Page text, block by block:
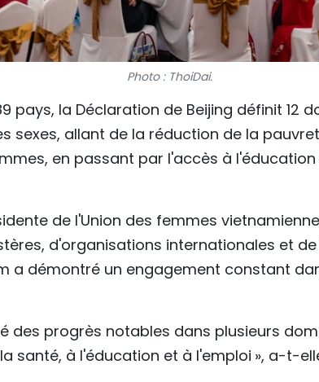
Photo : ThoiDai.
pays, la Déclaration de Beijing définit 12
sexes, allant de la réduction de la
en passant par l'accès à
de l'Union des femmes
d'organisations internationales et
a démontré un engagement constant
des progrès notables dans plusieurs
santé, à l'éducation et à l'emploi », a-t-